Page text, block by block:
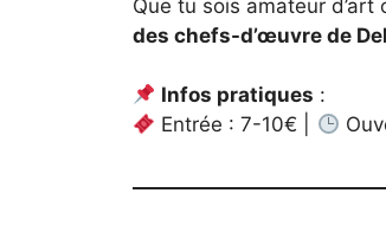
Que tu sois amateur d’art
des chefs-d’œuvre de
Infos pratiques :
Entrée : 7-10€ |